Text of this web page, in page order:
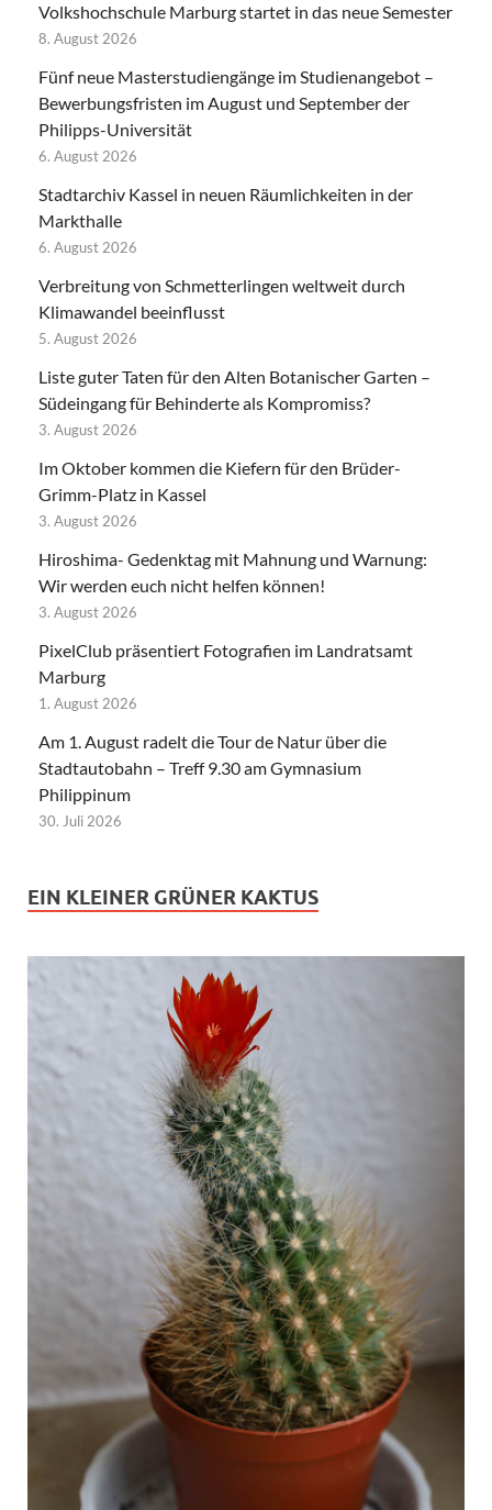
Volkshochschule Marburg startet in das neue Semester
8. August 2026
Fünf neue Masterstudiengänge im Studienangebot –
Bewerbungsfristen im August und September der
Philipps-Universität
6. August 2026
Stadtarchiv Kassel in neuen Räumlichkeiten in der
Markthalle
6. August 2026
Verbreitung von Schmetterlingen weltweit durch
Klimawandel beeinflusst
5. August 2026
Liste guter Taten für den Alten Botanischer Garten –
Südeingang für Behinderte als Kompromiss?
3. August 2026
Im Oktober kommen die Kiefern für den Brüder-
Grimm-Platz in Kassel
3. August 2026
Hiroshima- Gedenktag mit Mahnung und Warnung:
Wir werden euch nicht helfen können!
3. August 2026
PixelClub präsentiert Fotografien im Landratsamt
Marburg
1. August 2026
Am 1. August radelt die Tour de Natur über die
Stadtautobahn – Treff 9.30 am Gymnasium
Philippinum
30. Juli 2026
EIN KLEINER GRÜNER KAKTUS